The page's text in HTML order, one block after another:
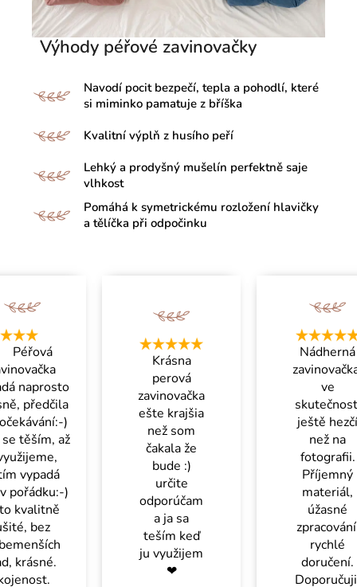
Výhody péřové zavinovačky
Navodí pocit bezpečí, tepla a pohodlí, které
si miminko pamatuje z bříška
Kvalitní výplň z husího peří
Lehký a prodyšný mušelín perfektně saje
vlhkost
Pomáhá k symetrickému rozložení hlavičky
a tělíčka při odpočinku
Péřová
naprosto
předčila
)
těším, až
vypadá
pořádku:-)
kvalitně
bez
krásné.
Krásna
perová
zavinovačka
ešte krajšia
než som
čakala že
bude :)
určite
odporúčam
a ja sa
teším keď
ju využijem
❤
Nádherná
ve
ještě hezčí
než na
fotografii.
Příjemný
materiál,
úžasné
rychlé
doručení.